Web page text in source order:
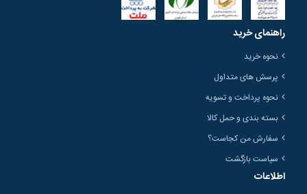
راهنمای خرید
نحوه خرید
پرسش های متداول
نحوه پرداخت و تسویه
بسته بندی و حمل کالا
سفارش من کجاست؟
سیاست بازگشت
اطلاعات